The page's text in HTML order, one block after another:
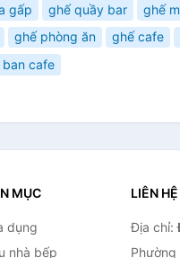
gấp ghế quầy bar ghế
ghế phòng ăn ghế cafe
ban cafe
MỤC
dụng
nhà bếp
LIÊN HỆ
Địa chỉ:
Phường